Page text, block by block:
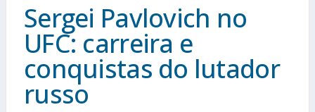
Sergei Pavlovich no
UFC: carreira e
conquistas do lutador
russo